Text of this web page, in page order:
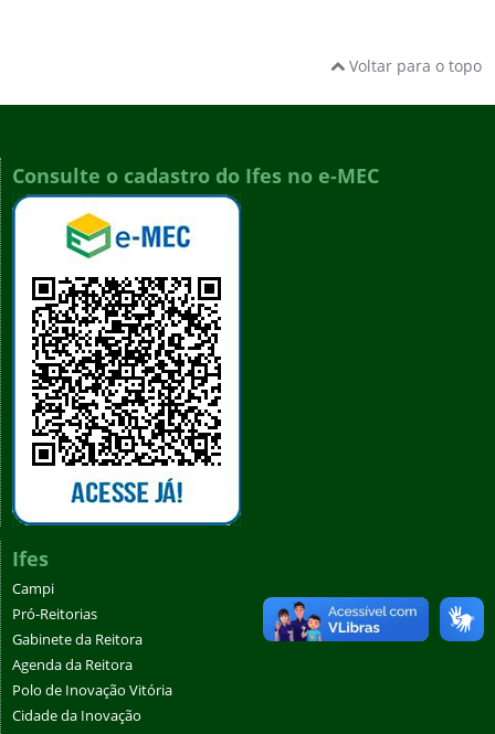
Voltar para o topo
Consulte o cadastro do Ifes no e-MEC
Ifes
Campi
Pró-Reitorias
Gabinete da Reitora
Agenda da Reitora
Polo de Inovação Vitória
Cidade da Inovação